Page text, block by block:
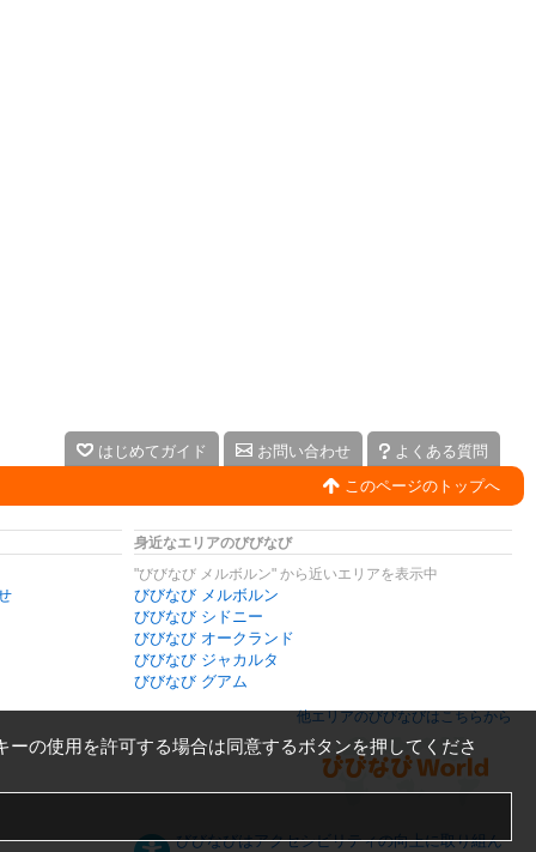
はじめてガイド お問い合わせ
よくある質問
このページのトップへ
身近なエリアのびびなび
"びびなび メルボルン" から近いエリアを表示中
びびなび メルボルン
びびなび シドニー
びびなび オークランド
びびなび ジャカルタ
びびなび グアム
他エリアのびびなびはこちらから
びびなびはアクセシビリティの向上に取り組ん
ーの使用を許可する場合は同意するボタンを押してくださ